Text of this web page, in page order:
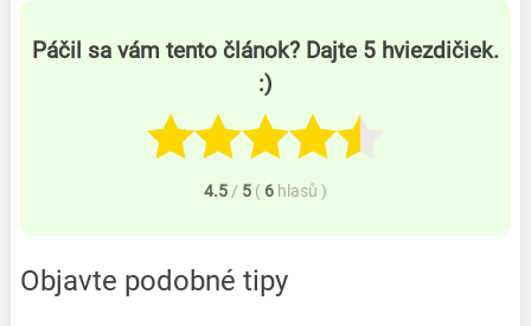
Páčil sa vám tento článok? Dajte 5 hviezdičiek.
:)
4.5 / 5 ( 6 hlasů )
Objavte podobné tipy